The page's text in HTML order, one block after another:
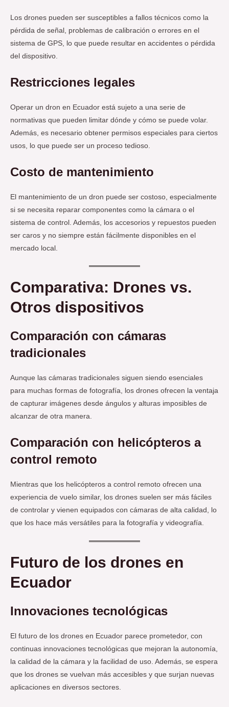
Los drones pueden ser susceptibles a fallos técnicos como la
pérdida de señal, problemas de calibración o errores en el
sistema de GPS, lo que puede resultar en accidentes o pérdida
del dispositivo.
Restricciones legales
Operar un dron en Ecuador está sujeto a una serie de
normativas que pueden limitar dónde y cómo se puede volar.
Además, es necesario obtener permisos especiales para ciertos
usos, lo que puede ser un proceso tedioso.
Costo de mantenimiento
El mantenimiento de un dron puede ser costoso, especialmente
si se necesita reparar componentes como la cámara o el
sistema de control. Además, los accesorios y repuestos pueden
ser caros y no siempre están fácilmente disponibles en el
mercado local.
Comparativa: Drones vs.
Otros dispositivos
Comparación con cámaras
tradicionales
Aunque las cámaras tradicionales siguen siendo esenciales
para muchas formas de fotografía, los drones ofrecen la ventaja
de capturar imágenes desde ángulos y alturas imposibles de
alcanzar de otra manera.
Comparación con helicópteros a
control remoto
Mientras que los helicópteros a control remoto ofrecen una
experiencia de vuelo similar, los drones suelen ser más fáciles
de controlar y vienen equipados con cámaras de alta calidad, lo
que los hace más versátiles para la fotografía y videografía.
Futuro de los drones en
Ecuador
Innovaciones tecnológicas
El futuro de los drones en Ecuador parece prometedor, con
continuas innovaciones tecnológicas que mejoran la autonomía,
la calidad de la cámara y la facilidad de uso. Además, se espera
que los drones se vuelvan más accesibles y que surjan nuevas
aplicaciones en diversos sectores.